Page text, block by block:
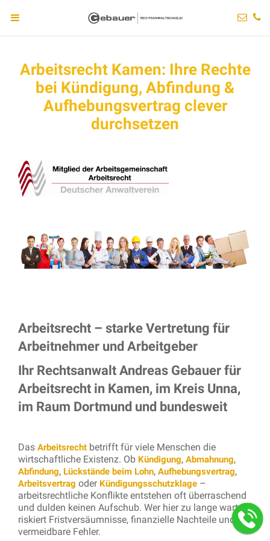
Arbeitsrecht Kamen: Ihre Rechte
bei Kündigung, Abfindung &
Aufhebungsvertrag clever
durchsetzen
Arbeitsrecht – starke Vertretung für
Arbeitnehmer und Arbeitgeber
Ihr Rechtsanwalt Andreas Gebauer für
Arbeitsrecht in Kamen, im Kreis Unna,
im Raum Dortmund und bundesweit
Das Arbeitsrecht betrifft für viele Menschen die
wirtschaftliche Existenz. Ob Kündigung, Abmahnung,
Abfindung, Lückstände beim Lohn, Aufhebungsvertrag,
Arbeitsvertrag oder Kündigungsschutzklage –
arbeitsrechtliche Konflikte entstehen oft überraschend
und dulden keinen Aufschub. Wer hier zu lange wartet,
riskiert Fristversäumnisse, finanzielle Nachteile und
vermeidbare Fehler.